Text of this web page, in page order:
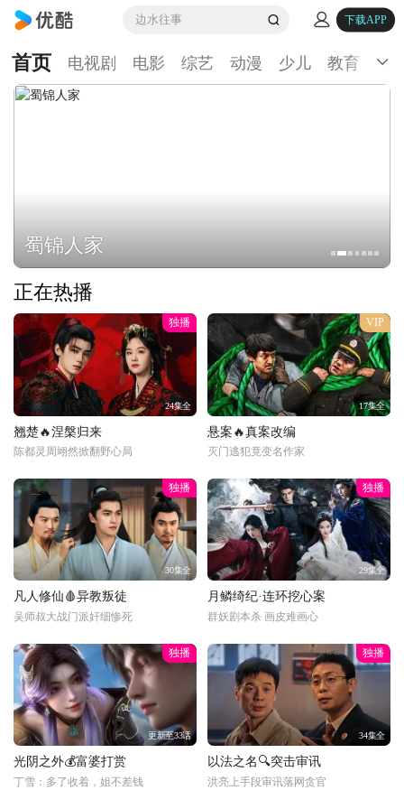
边水往事 下载APP
首页 电视剧 电影 综艺 动漫 少儿 教育 生
蜀锦人家
正在热播
独播
24集全
翘楚🔥涅槃归来
陈都灵周翊然掀翻野心局
VIP
17集全
悬案🔥真案改编
灭门逃犯竟变名作家
独播
30集全
凡人修仙🩸异教叛徒
吴师叔大战门派奸细惨死
独播
29集全
月鳞绮纪·连环挖心案
群妖剧本杀 画皮难画心
独播
更新至33话
光阴之外💰富婆打赏
丁雪：多了收着，姐不差钱
独播
34集全
以法之名🔍突击审讯
洪亮上手段审讯落网贪官